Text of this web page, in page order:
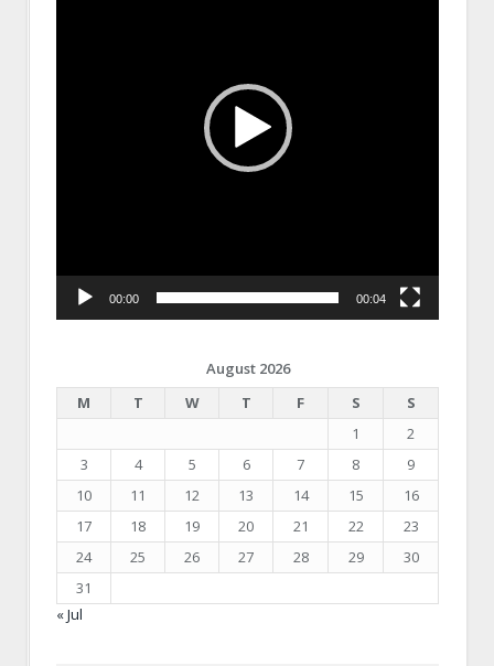
00:00 00:04
August 2026
M
T W T F S
S
1
2
3
4 5 6 7 8
9
10
11 12 13 14 15
16
17
18 19 20 21 22
23
24
25 26 27 28 29
30
31
« Jul